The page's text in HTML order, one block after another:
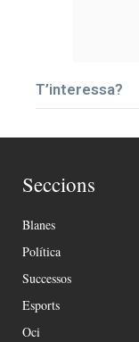
T’interessa?
Seccions
Blanes
Política
Successos
Esports
Oci